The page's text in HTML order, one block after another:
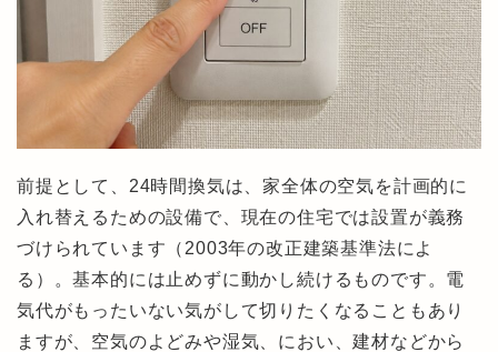
前提として、24時間換気は、家全体の空気を計画的に
入れ替えるための設備で、現在の住宅では設置が義務
づけられています（2003年の改正建築基準法によ
る）。基本的には止めずに動かし続けるものです。電
気代がもったいない気がして切りたくなることもあり
ますが、空気のよどみや湿気、におい、建材などから